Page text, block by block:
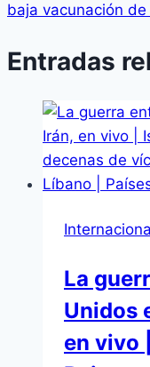
baja vacunación
Entradas
La
Unidos
en vivo